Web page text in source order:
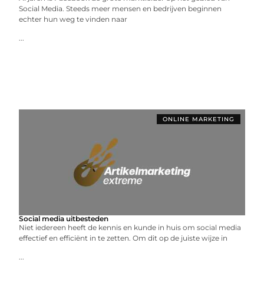
Social Media. Steeds meer mensen en bedrijven beginnen
echter hun weg te vinden naar
...
ONLINE MARKETING
Social media uitbesteden
Niet iedereen heeft de kennis en kunde in huis om social media
effectief en efficiënt in te zetten. Om dit op de juiste wijze in
...